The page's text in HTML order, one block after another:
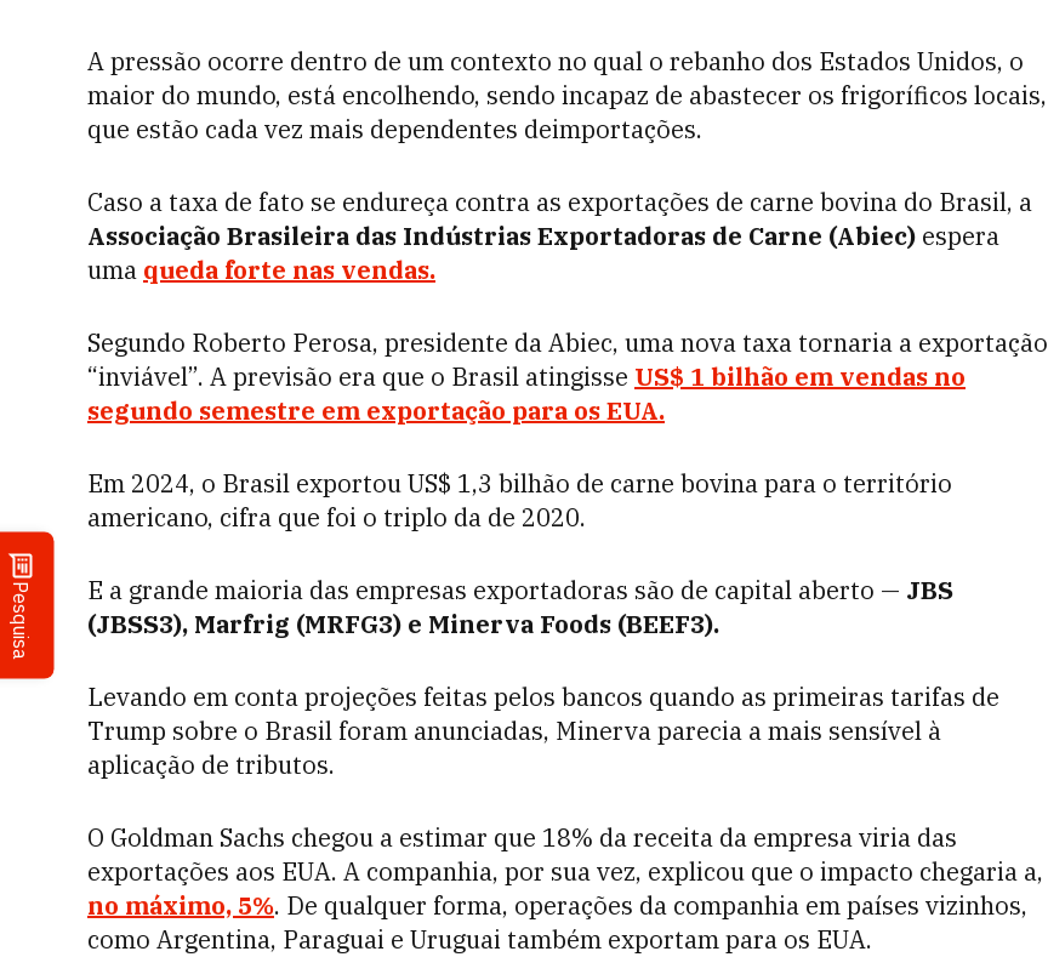
Pesquisa
A pressão ocorre dentro de um contexto no qual o rebanho dos Estados Unidos, o
maior do mundo, está encolhendo, sendo incapaz de abastecer os frigoríficos locais,
que estão cada vez mais dependentes deimportações.
Caso a taxa de fato se endureça contra as exportações de carne bovina do Brasil, a
Associação Brasileira das Indústrias Exportadoras de Carne (Abiec) espera
uma queda forte nas vendas.
Segundo Roberto Perosa, presidente da Abiec, uma nova taxa tornaria a exportação
“inviável”. A previsão era que o Brasil atingisse US$ 1 bilhão em vendas no
segundo semestre em exportação para os EUA.
Em 2024, o Brasil exportou US$ 1,3 bilhão de carne bovina para o território
americano, cifra que foi o triplo da de 2020.
E a grande maioria das empresas exportadoras são de capital aberto — JBS
(JBSS3), Marfrig (MRFG3) e Minerva Foods (BEEF3).
Levando em conta projeções feitas pelos bancos quando as primeiras tarifas de
Trump sobre o Brasil foram anunciadas, Minerva parecia a mais sensível à
aplicação de tributos.
O Goldman Sachs chegou a estimar que 18% da receita da empresa viria das
exportações aos EUA. A companhia, por sua vez, explicou que o impacto chegaria a,
no máximo, 5%. De qualquer forma, operações da companhia em países vizinhos,
como Argentina, Paraguai e Uruguai também exportam para os EUA.